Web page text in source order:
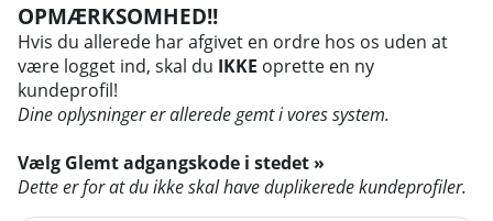
OPMÆRKSOMHED!!
Hvis du allerede har afgivet en ordre hos os uden at
være logget ind, skal du IKKE oprette en ny
kundeprofil!
Dine oplysninger er allerede gemt i vores system.
Vælg Glemt adgangskode i stedet »
Dette er for at du ikke skal have duplikerede kundeprofiler.